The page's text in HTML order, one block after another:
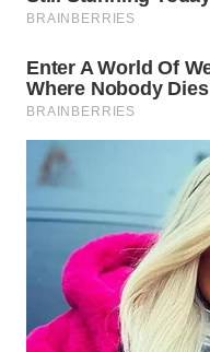
TIMUR
WN
SEMARANG
WN
WN
BOROBUDUR